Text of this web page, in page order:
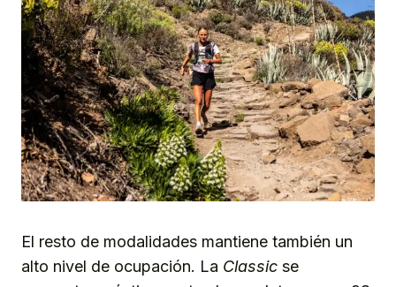
El resto de modalidades mantiene también un
alto nivel de ocupación. La Classic se